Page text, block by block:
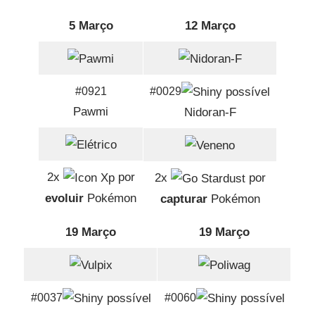
5 Março
#0921
Pawmi
2x
por
evoluir Pokémon
12 Março
#0029
Nidoran-F
2x
por
capturarPokémon
19 Março
#0037
19 Março
#0060